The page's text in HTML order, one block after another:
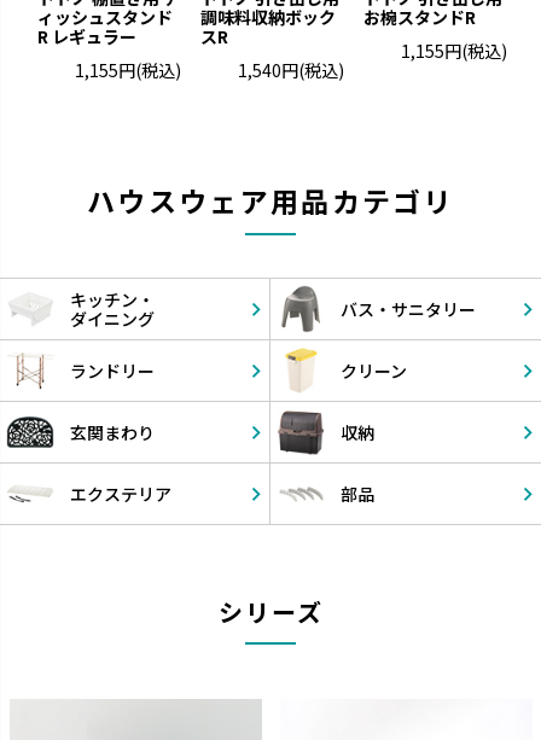
ィッシュスタンド
R レギュラー
1,155円(税込)
調味料収納ボック
スR
1,540円(税込)
お椀スタンドR
1,155円(税込)
ハウスウェア用品カテゴリ
キッチン・
ダイニング
バス・ サニタリー
ランドリー クリーン
玄関まわり 収納
エクステリア 部品
シリーズ